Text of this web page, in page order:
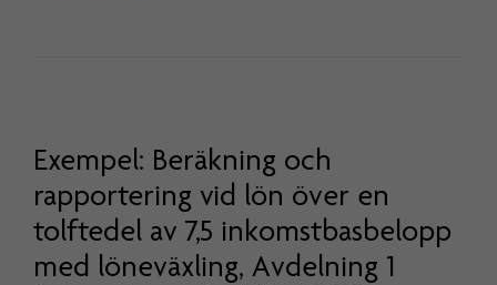
Exempel: Beräkning och
rapportering vid lön över en
tolftedel av 7,5 inkomstbasbelopp
med löneväxling, Avdelning 1